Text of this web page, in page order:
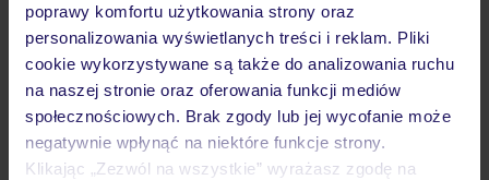
poprawy komfortu użytkowania strony oraz
personalizowania wyświetlanych treści i reklam. Pliki
cookie wykorzystywane są także do analizowania ruchu
na naszej stronie oraz oferowania funkcji mediów
społecznościowych. Brak zgody lub jej wycofanie może
negatywnie wpłynąć na niektóre funkcje strony.
Klikając „Zezwól na wszystkie” wyrażasz zgodę na
Opinie
Pokoje